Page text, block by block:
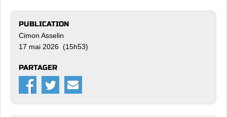
PUBLICATION
Cimon Asselin
17 mai 2026 (15h53)
PARTAGER